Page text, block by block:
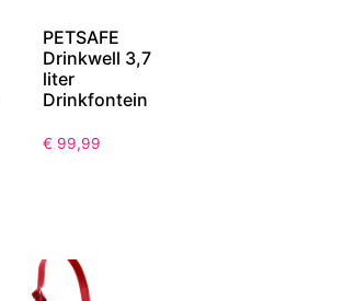
PETSAFE
Drinkwell 3,7
liter
Drinkfontein
€ 99,99